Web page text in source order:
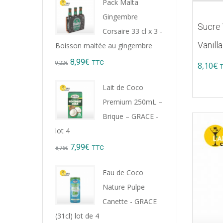
Sucre
8,10€
Pack Malta
Gingembre
Corsaire 33 cl x 3 -
Boisson maltée au gingembre
9,22€ Original
was:
9,22€.
8,99€ Current
TTC
Lait de Coco
Premium 250mL –
Brique – GRACE -
lot 4
8,76€ Original
was:
8,76€.
7,99€ Current
TTC
Eau de Coco
Nature Pulpe
Canette - GRACE
(31cl) lot de 4